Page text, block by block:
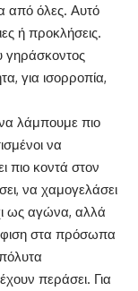
από όλες. Αυτό
ή προκλήσεις.
γηράσκοντος
για ισορροπία,
λάμπουμε πιο
να
πιο κοντά στον
να χαμογελάσει
ως αγώνα, αλλά
στα πρόσωπα
περάσει. Για